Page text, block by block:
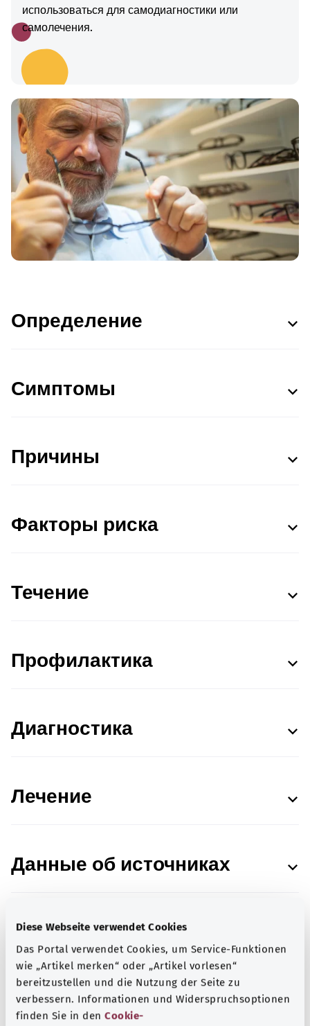
Diese Webseite verwendet Cookies
Das Portal verwendet Cookies, um Service-Funktionen
wie „Artikel merken“ oder „Artikel vorlesen“
bereitzustellen und die Nutzung der Seite zu
verbessern. Informationen und Widerspruchsoptionen
finden Sie in den Cookie-
использоваться для самодиагностики или
самолечения.
Определение
Симптомы
Причины
Факторы риска
Течение
Профилактика
Диагностика
Лечение
Данные об источниках
В сотрудничестве с Institut für Qualität und
Wirtschaftlichkeit im Gesundheitswesen (IQWiG,
Институт качества и эффективности в
здравоохранении).
Состояние:18.10.2024